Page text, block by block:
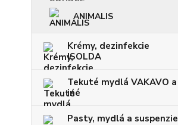
ANIMALIS
Krémy, dezinfekcie
ISOLDA
Tekuté mydlá VAKAVO a
iné
Pasty, mydlá a suspenzie